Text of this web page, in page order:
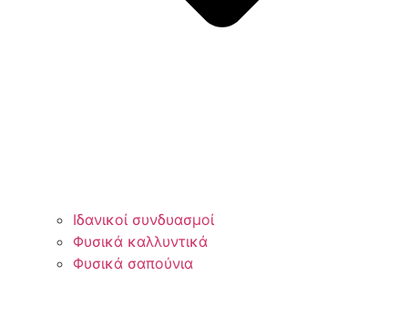
Ιδανικοί συνδυασμοί
Φυσικά καλλυντικά
Φυσικά σαπούνια